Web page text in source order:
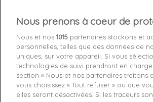
Nous prenons à coeur de
Nous et nos 1015 partenaires stockons et
personnelles, telles que des données de
uniques, sur votre appareil. Si vous
technologies de suivi prendront en
section « Nous et nos partenaires traitons
vous choisissez « Tout refuser » ou que
elles seront désactivées. Si les traceurs